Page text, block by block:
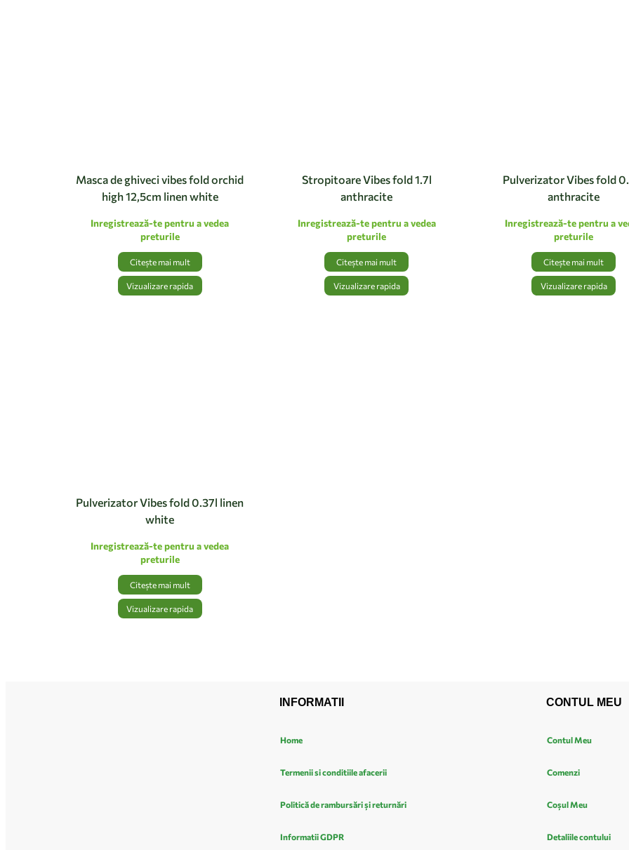
Masca de ghiveci vibes fold orchid
high 12,5cm linen white
Inregistrează-te pentru a vedea
preturile
Citește mai mult
Vizualizare rapida
Stropitoare Vibes fold 1.7l
anthracite
Inregistrează-te pentru a vedea
preturile
Citește mai mult
Vizualizare rapida
Pulverizator Vibes fold
anthracite
Inregistrează-te pentru a
preturile
Citește mai mult
Vizualizare rapida
Pulverizator Vibes fold 0.37l linen
white
Inregistrează-te pentru a vedea
preturile
Citește mai mult
Vizualizare rapida
INFORMATII
Home
Termenii si conditiile afacerii
Politică de rambursări și returnări
Informatii GDPR
CONTUL MEU
Contul Meu
Comenzi
Coșul Meu
Detaliile contului